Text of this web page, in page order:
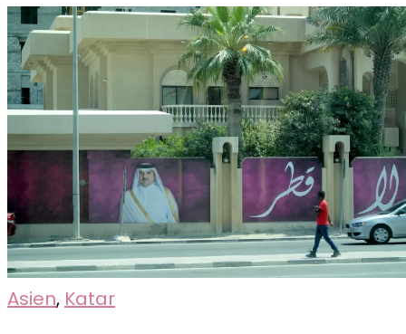
Asien, Katar